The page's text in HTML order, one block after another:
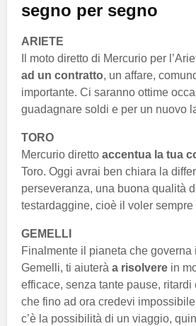
segno per segno
ARIETE
Il moto diretto di Mercurio per
ad un contratto, un affare,
importante. Ci saranno ottime
guadagnare soldi e per un nuovo
TORO
Mercurio diretto accentua la tua
Toro. Oggi avrai ben chiara la
perseveranza, una buona qualità
testardaggine, cioè il voler sempre
GEMELLI
Finalmente il pianeta che governa
Gemelli, ti aiuterà a risolvere in
efficace, senza tante pause, ritardi
che fino ad ora credevi
c’è la possibilità di un viaggio,